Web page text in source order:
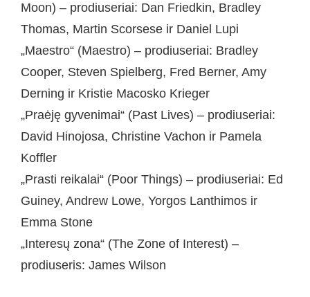
Moon) – prodiuseriai: Dan Friedkin, Bradley
Thomas, Martin Scorsese ir Daniel Lupi
„Maestro“ (Maestro) – prodiuseriai: Bradley
Cooper, Steven Spielberg, Fred Berner, Amy
Derning ir Kristie Macosko Krieger
„Praėję gyvenimai“ (Past Lives) – prodiuseriai:
David Hinojosa, Christine Vachon ir Pamela
Koffler
„Prasti reikalai“ (Poor Things) – prodiuseriai: Ed
Guiney, Andrew Lowe, Yorgos Lanthimos ir
Emma Stone
„Interesų zona“ (The Zone of Interest) –
prodiuseris: James Wilson